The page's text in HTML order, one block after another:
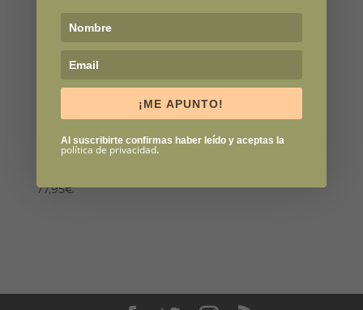
77,95€
¡ME APUNTO!
Al suscribirte confirmas haber leído y aceptas la
política de privacidad.